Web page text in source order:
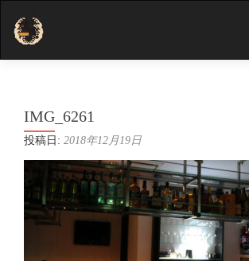
IMG_6261
投稿日: 2018年12月19日